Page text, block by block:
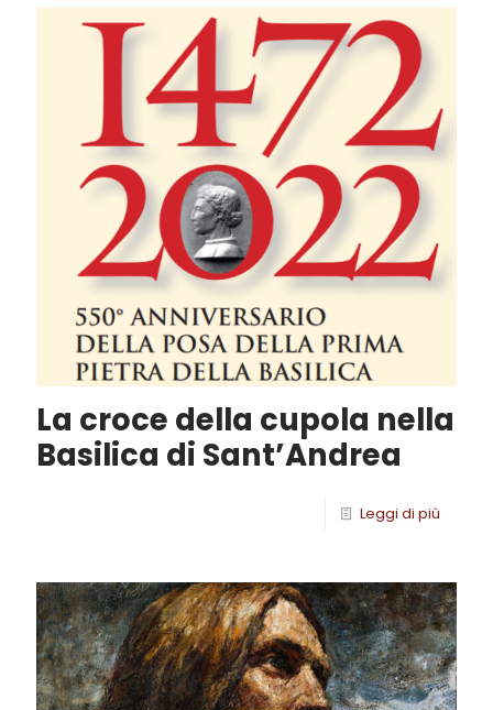
La croce della cupola nella
Basilica di Sant’Andrea
Leggi di più